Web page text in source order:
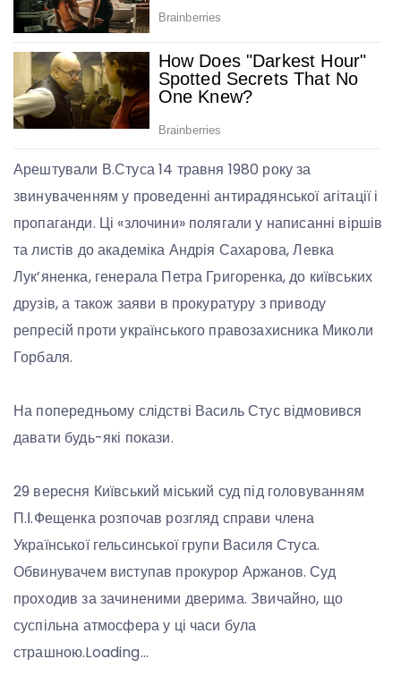
Арештували В.Стуса 14 травня 1980 року за
звинуваченням у проведенні антирадянської агітації і
пропаганди. Ці «злочини» полягали у написанні віршів
та листів до академіка Андрія Сахарова, Левка
Лук’яненка, генерала Петра Григоренка, до київських
друзів, а також заяви в прокуратуру з приводу
репресій проти українського правозахисника Миколи
Горбаля.
На попередньому слідстві Василь Стус відмовився
давати будь-які покази.
29 вересня Київський міський суд під головуванням
П.І.Фещенка розпочав розгляд справи члена
Української гельсинської групи Василя Стуса.
Обвинувачем виступав прокурор Аржанов. Суд
проходив за зачиненими дверима. Звичайно, що
суспільна атмосфера у ці часи була
страшною.Loading…